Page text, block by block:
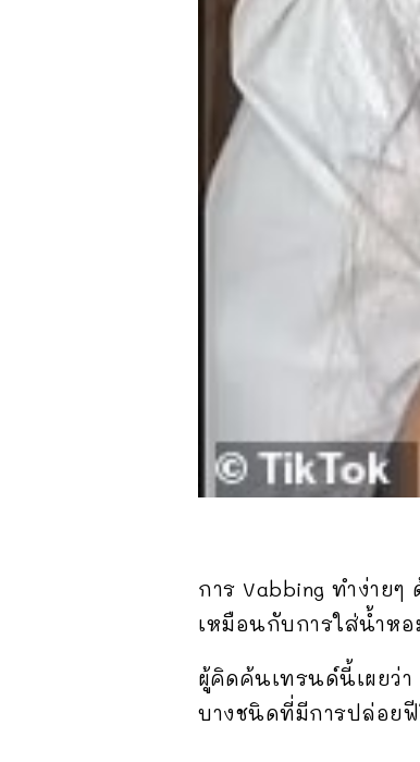
การ Vabbing ทำง่าย
เหมือนกับการใส่น้ำหอ
ผู้คิดค้นเทรนด์นี้เผยว่
บางชนิดที่มีการปล่อย